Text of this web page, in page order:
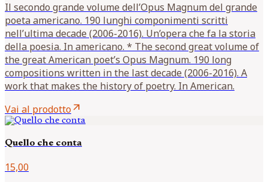
Il secondo grande volume dell’Opus Magnum del grande
poeta americano. 190 lunghi componimenti scritti
nell’ultima decade (2006-2016). Un’opera che fa la storia
della poesia. In americano. * The second great volume of
the great American poet’s Opus Magnum. 190 long
compositions written in the last decade (2006-2016). A
work that makes the history of poetry. In American.
Vai al prodottoarrow_outward
Quello che conta
15,00